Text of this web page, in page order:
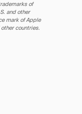
of
and other
mark of Apple
countries.